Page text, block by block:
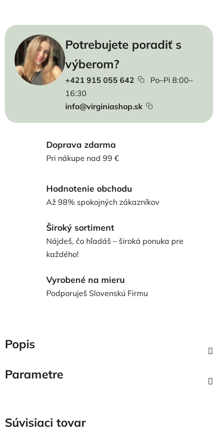
Potrebujete poradiť s
výberom?
+421 915 055 642
Po–Pi 8:00–
16:30
info@virginiashop.sk
Doprava zdarma
Pri nákupe nad 99 €
Hodnotenie obchodu
Až 98% spokojných zákazníkov
Široký sortiment
Nájdeš, čo hľadáš – široká ponuka pre
každého!
Vyrobené na mieru
Podporuješ Slovenskú Firmu
Popis
Parametre
Súvisiaci tovar